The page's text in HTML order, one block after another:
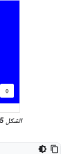
الشكل 5